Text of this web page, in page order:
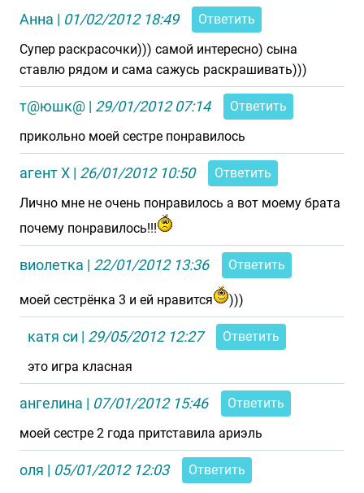
Анна | 01/02/2012 18:49
Ответить
Супер раскрасочки))) самой интересно) сына
ставлю рядом и сама сажусь раскрашивать)))
т@юшк@ | 29/01/2012 07:14
Ответить
прикольно моей сестре понравилось
агент X | 26/01/2012 10:50
Ответить
Лично мне не очень понравилось а вот моему брата
почему понравилось!!!
виолетка | 22/01/2012 13:36 Ответить
моей сестрёнка 3 и ей нравится )))
катя си | 29/05/2012 12:27
Ответить
это игра класная
ангелина | 07/01/2012 15:46
Ответить
моей сестре 2 года притставила ариэль
оля | 05/01/2012 12:03
Ответить